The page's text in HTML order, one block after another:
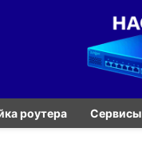
роутера Сервисы